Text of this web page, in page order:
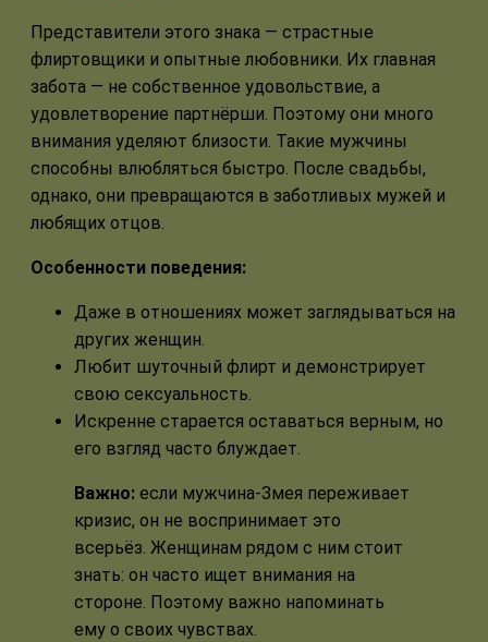
Представители этого знака — страстные
флиртовщики и опытные любовники. Их главная
забота — не собственное удовольствие, а
удовлетворение партнёрши. Поэтому они много
внимания уделяют близости. Такие мужчины
способны влюбляться быстро. После свадьбы,
однако, они превращаются в заботливых мужей и
любящих отцов.
Особенности поведения:
Даже в отношениях может заглядываться на
других женщин.
Любит шуточный флирт и демонстрирует
свою сексуальность.
Искренне старается оставаться верным, но
его взгляд часто блуждает.
Важно: если мужчина-Змея переживает
кризис, он не воспринимает это
всерьёз. Женщинам рядом с ним стоит
знать: он часто ищет внимания на
стороне. Поэтому важно напоминать
ему о своих чувствах.